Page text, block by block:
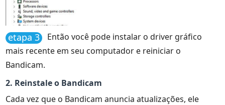
etapa 3
Então você pode instalar o driver gráfico
mais recente em seu computador e reiniciar o
Bandicam.
2. Reinstale o Bandicam
Cada vez que o Bandicam anuncia atualizações, ele